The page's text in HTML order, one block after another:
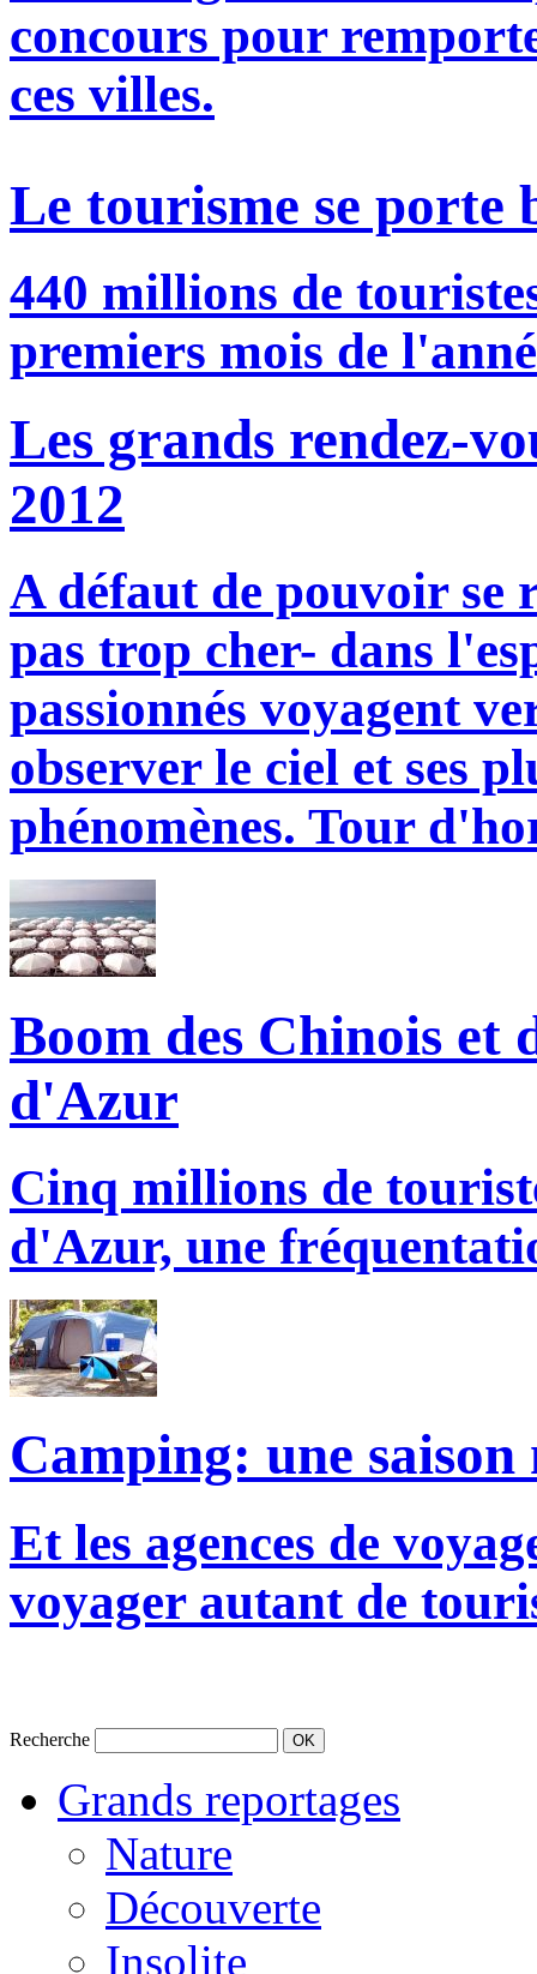
concours pour
ces villes.
Le tourisme se porte
440 millions de
premiers mois de
Les grands rendez-
2012
A défaut de pouvoir se
pas trop cher- dans
passionnés voyagent
observer le ciel et ses
phénomènes. Tour
Boom des Chinois et
d'Azur
Cinq millions de
d'Azur, une
Camping: une
Et les agences de
voyager autant de
Recherche
Grands reportages
Nature
Découverte
Insolite